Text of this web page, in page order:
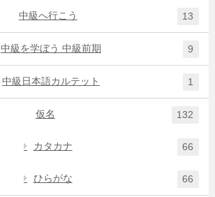
中級へ行こう 13
中級を学ぼう 中級前期 9
中級日本語カルテット 1
仮名 132
カタカナ 66
ひらがな 66